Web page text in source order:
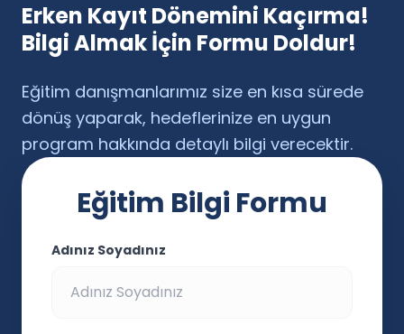
Erken Kayıt Dönemini Kaçırma!
Bilgi Almak İçin Formu Doldur!
Eğitim danışmanlarımız size en kısa sürede
dönüş yaparak, hedeflerinize en uygun
program hakkında detaylı bilgi verecektir.
Eğitim Bilgi Formu
Adınız Soyadınız